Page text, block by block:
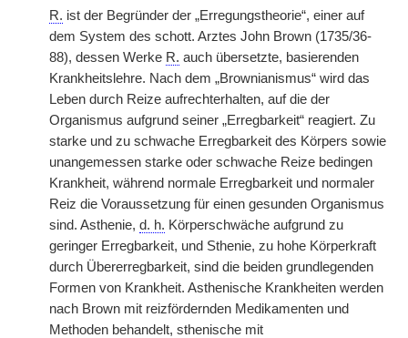
R. ist der Begründer der „Erregungstheorie“, einer auf
dem System des schott. Arztes John Brown (1735/36-
88), dessen Werke R. auch übersetzte, basierenden
Krankheitslehre. Nach dem „Brownianismus“ wird das
Leben durch Reize aufrechterhalten, auf die der
Organismus aufgrund seiner „Erregbarkeit“ reagiert. Zu
starke und zu schwache Erregbarkeit des Körpers sowie
unangemessen starke oder schwache Reize bedingen
Krankheit, während normale Erregbarkeit und normaler
Reiz die Voraussetzung für einen gesunden Organismus
sind. Asthenie, d. h. Körperschwäche aufgrund zu
geringer Erregbarkeit, und Sthenie, zu hohe Körperkraft
durch Übererregbarkeit, sind die beiden grundlegenden
Formen von Krankheit. Asthenische Krankheiten werden
nach Brown mit reizfördernden Medikamenten und
Methoden behandelt, sthenische mit